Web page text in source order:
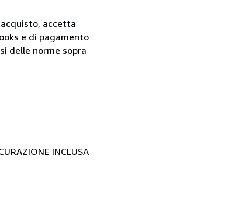
accetta
e di pagamento
delle norme sopra
INCLUSA